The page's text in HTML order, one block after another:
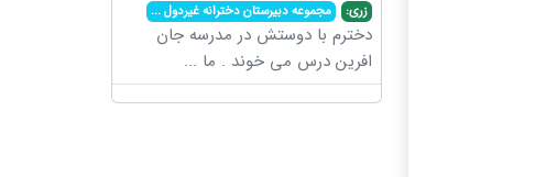
زری: مجموعه دبیرستان دخترانه غیردول...
دخترم با دوستش در مدرسه جان
افرین درس می خوند . ما ...